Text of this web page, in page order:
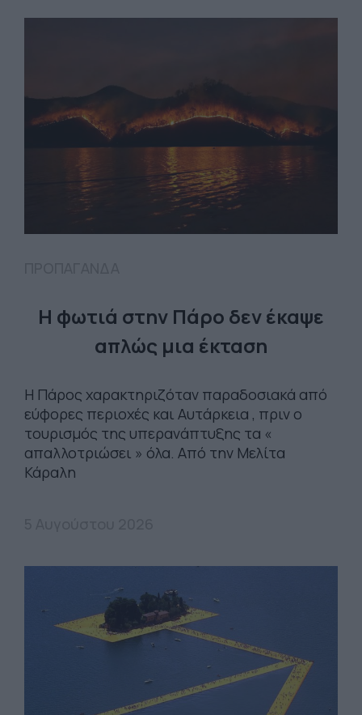
Η φωτιά στην Πάρο δεν έκαψε
απλώς μια έκταση
Η Πάρος χαρακτηριζόταν παραδοσιακά από
εύφορες περιοχές και Αυτάρκεια , πριν ο
τουρισμός της υπερανάπτυξης τα «
απαλλοτριώσει » όλα. Από την Μελίτα
Κάραλη